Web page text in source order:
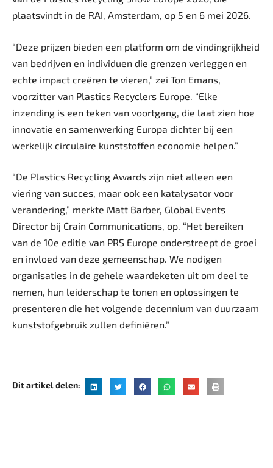
plaatsvindt in de RAI, Amsterdam, op 5 en 6 mei 2026.
“Deze prijzen bieden een platform om de vindingrijkheid
van bedrijven en individuen die grenzen verleggen en
echte impact creëren te vieren,” zei Ton Emans,
voorzitter van Plastics Recyclers Europe. “Elke
inzending is een teken van voortgang, die laat zien hoe
innovatie en samenwerking Europa dichter bij een
werkelijk circulaire kunststoffen economie helpen.”
“De Plastics Recycling Awards zijn niet alleen een
viering van succes, maar ook een katalysator voor
verandering,” merkte Matt Barber, Global Events
Director bij Crain Communications, op. “Het bereiken
van de 10e editie van PRS Europe onderstreept de groei
en invloed van deze gemeenschap. We nodigen
organisaties in de gehele waardeketen uit om deel te
nemen, hun leiderschap te tonen en oplossingen te
presenteren die het volgende decennium van duurzaam
kunststofgebruik zullen definiëren.”
Dit artikel delen: